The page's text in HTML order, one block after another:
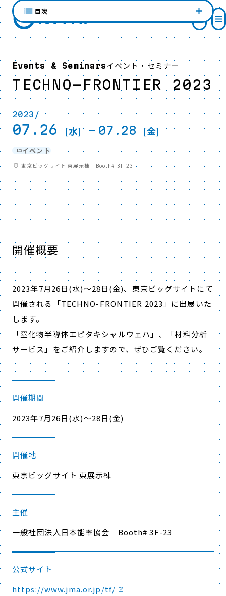
Events & Seminarsイベント・セミナー
TECHNO-FRONTIER 2023
2023/
07.26 [水] - 07.28 [金]
イベント
東京ビッグサイト 東展示棟 Booth# 3F-23
開催概要
2023年7月26日(水)～28日(金)、東京ビッグサイトにて
開催される「TECHNO-FRONTIER 2023」に出展いた
します。
「窒化物半導体エピタキシャルウェハ」、「材料分析
サービス」をご紹介しますので、ぜひご覧ください。
開催期間
2023年7月26日(水)～28日(金)
開催地
東京ビッグサイト 東展示棟
主催
一般社団法人日本能率協会 Booth# 3F-23
公式サイト
https://www.jma.or.jp/tf/
目次